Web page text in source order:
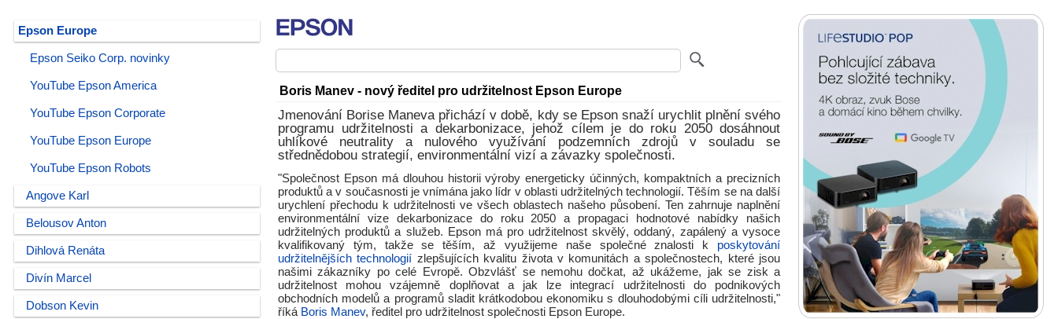
Epson Europe
Epson Seiko Corp. novinky
YouTube Epson America
YouTube Epson Corporate
YouTube Epson Europe
YouTube Epson Robots
Angove Karl
Belousov Anton
Dihlová Renáta
Divín Marcel
Dobson Kevin
Boris Manev - nový ředitel pro udržitelnost Epson Europe
Jmenování Borise Maneva přichází v době, kdy se Epson snaží urychlit plnění svého
programu udržitelnosti a dekarbonizace, jehož cílem je do roku 2050 dosáhnout
uhlíkové neutrality a nulového využívání podzemních zdrojů v souladu se
střednědobou strategií, environmentální vizí a závazky společnosti.
"Společnost Epson má dlouhou historii výroby energeticky účinných, kompaktních a precizních
produktů a v současnosti je vnímána jako lídr v oblasti udržitelných technologií. Těším se na další
urychlení přechodu k udržitelnosti ve všech oblastech našeho působení. Ten zahrnuje naplnění
environmentální vize dekarbonizace do roku 2050 a propagaci hodnotové nabídky našich
udržitelných produktů a služeb. Epson má pro udržitelnost skvělý, oddaný, zapálený a vysoce
kvalifikovaný tým, takže se těším, až využijeme naše společné znalosti k poskytování
udržitelnějších technologií zlepšujících kvalitu života v komunitách a společnostech, které jsou
našimi zákazníky po celé Evropě. Obzvlášť se nemohu dočkat, až ukážeme, jak se zisk a
udržitelnost mohou vzájemně doplňovat a jak lze integrací udržitelnosti do podnikových
obchodních modelů a programů sladit krátkodobou ekonomiku s dlouhodobými cíli udržitelnosti,"
říká Boris Manev, ředitel pro udržitelnost společnosti Epson Europe.